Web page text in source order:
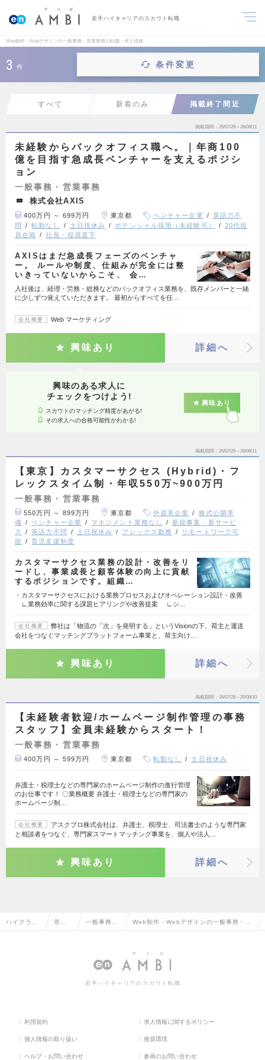
若手ハイキャリアのスカウト転職
Web制作・Webデザインの一般事務・営業事務の転職・求人情報
3 件 条件変更
すべて 新着のみ 掲載終了間近
掲載期間 26/07/29～26/08/11
未経験からバックオフィス職へ。｜年商100
億を目指す急成長ベンチャーを支えるポジシ
ョン
一般事務・営業事務
株式会社AXIS
400万円 ～ 699万円 東京都 ベンチャー企業
英語力不
問
転勤なし 土日祝休み ポテンシャル採用（未経験可）
20代役
員在籍
社長・役員直下
AXISはまだ急成長フェーズのベンチャ
ー。 ルールや制度、仕組みが完全には整
いきっていないからこそ、 会…
入社後は、経理・労務・総務などのバックオフィス業務を、既存メンバーと一緒
に少しずつ覚えていただきます。 最初からすべてを任…
会社概要 Web マーケティング
興味あり 詳細へ
興味のある求人に
チェックをつけよう!
スカウトのマッチング精度があがる!
その求人への合格可能性がわかる!
興味あり
掲載期間 26/07/29～26/08/11
【東京】カスタマーサクセス (Hybrid)・フ
レックスタイム制・年収550万~900万円
一般事務・営業事務
550万円 ～ 899万円 東京都 外資系企業
株式公開準
備
ベンチャー企業 マネジメント業務なし
新規事業・新サービ
ス
英語力不問 土日祝休み フレックス勤務
リモートワーク可
能
育児支援制度
カスタマーサクセス業務の設計・改善をリ
ードし、事業成長と顧客体験の向上に貢献
するポジションです。組織…
・カスタマーサクセスにおける業務プロセスおよびオペレーション設計・改善
∟業務効率に関する課題ヒアリングや改善提案 ∟シ…
会社概要
弊社は「物流の「次」を発明する」というVisionの下、荷主と運送
会社をつなぐマッチングプラットフォーム事業と、荷主向け…
興味あり 詳細へ
掲載期間 26/07/28～26/08/10
【未経験者歓迎/ホームページ制作管理の事務
スタッフ】全員未経験からスタート！
一般事務・営業事務
400万円 ～ 599万円 東京都 転勤なし 土日祝休み
弁護士・税理士などの専門家のホームページ制作の進行管理
のお仕事です！ 〇業務概要 弁護士・税理士などの専門家の
ホームページ制…
会社概要
アスクプロ株式会社は、弁護士、税理士、司法書士のような専門家
と相談者をつなぐ、専門家スマートマッチング事業を、個人や法人…
興味あり 詳細へ
ハイクラス 管理 一般事務・ Web制作・Webデザインの一般事務・営
若手ハイキャリアのスカウト転職
利用規約 求人情報に関するポリシー
個人情報の取り扱い 推奨環境
ヘルプ・お問い合わせ 参画のお問い合わせ